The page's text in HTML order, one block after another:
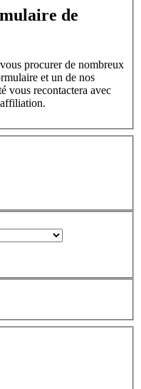
de
procurer de nombreux
et un de nos
vous recontactera avec